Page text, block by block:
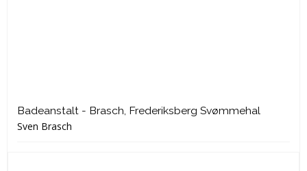
Badeanstalt - Brasch, Frederiksberg Svømmehal
Sven Brasch